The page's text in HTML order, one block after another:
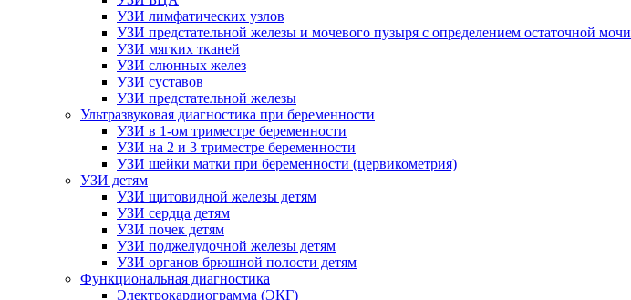
УЗИ лимфатических узлов
УЗИ предстательной железы и мочевого пузыря с определением остаточной мочи
УЗИ мягких тканей
УЗИ слюнных желез
УЗИ суставов
УЗИ предстательной железы
Ультразвуковая диагностика при беременности
УЗИ в 1-ом триместре беременности
УЗИ на 2 и 3 триместре беременности
УЗИ шейки матки при беременности (цервикометрия)
УЗИ детям
УЗИ щитовидной железы детям
УЗИ сердца детям
УЗИ почек детям
УЗИ поджелудочной железы детям
УЗИ органов брюшной полости детям
Функциональная диагностика
Электрокардиограмма (ЭКГ)